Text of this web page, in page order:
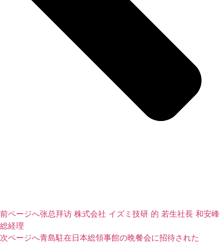
前ページへ张总拜访 株式会社 イズミ技研 的 若生社長 和安峰
総経理
次ページへ青島駐在日本総領事館の晩餐会に招待された